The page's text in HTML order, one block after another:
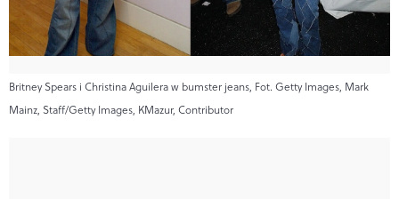
Britney Spears i Christina Aguilera w bumster jeans, Fot. Getty Images, Mark
Mainz, Staff/Getty Images, KMazur, Contributor